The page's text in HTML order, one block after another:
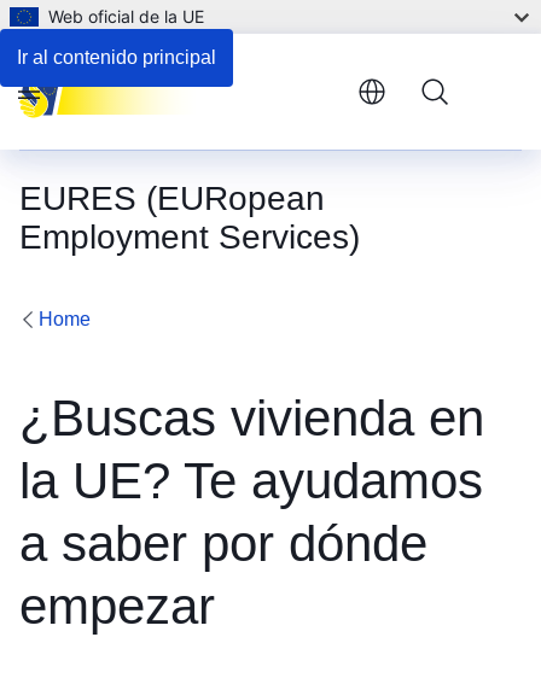
Ir al contenido principal
Web oficial de la UE
EURES (EURopean
Employment Services)
Menu
Home
¿Buscas vivienda en
la UE? Te ayudamos
a saber por dónde
empezar